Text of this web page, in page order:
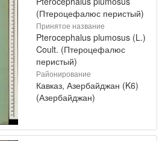
(Птероцефалюс перистый)
Принятое название
Pterocephalus plumosus (L.)
Coult. (Птероцефалюс
перистый)
Районирование
Кавказ, Азербайджан (K6)
(Азербайджан)